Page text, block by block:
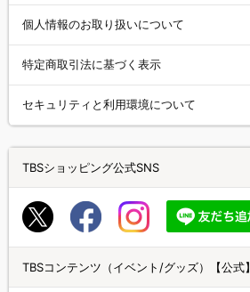
個人情報のお取り扱いについて
特定商取引法に基づく表示
セキュリティと利用環境について
TBSショッピング公式SNS
TBSコンテンツ（イベント/グッズ）【公式】